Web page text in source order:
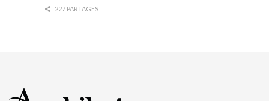
227 PARTAGES